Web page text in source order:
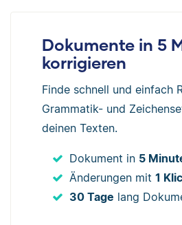
Dokumente in 5
korrigieren
Finde schnell und einfach
Grammatik- und
deinen Texten.
Dokument in 5
Änderungen mit 1
30 Tage lang